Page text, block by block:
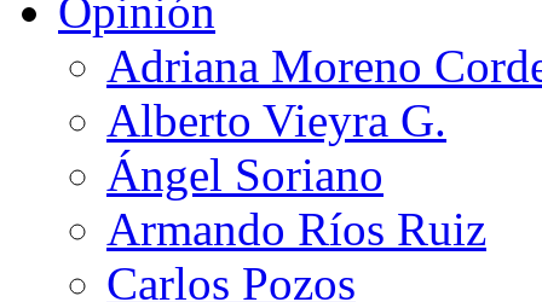
Opinión
Adriana Moreno
Alberto Vieyra G.
Ángel Soriano
Armando Ríos Ruiz
Carlos Pozos